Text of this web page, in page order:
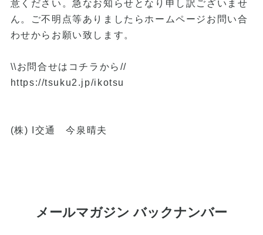
意ください。急なお知らせとなり申し訳ございませ
ん。ご不明点等ありましたらホームページお問い合
わせからお願い致します。
\\お問合せはコチラから//
https://tsuku2.jp/ikotsu
(株) I交通 今泉晴夫
メールマガジン バックナンバー